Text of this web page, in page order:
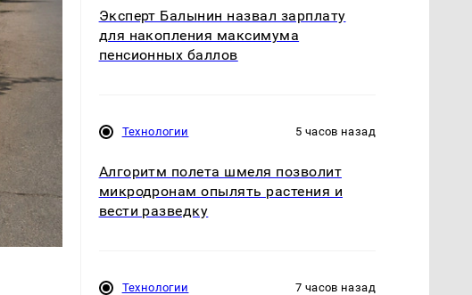
Эксперт Балынин назвал зарплату
для накопления максимума
пенсионных баллов
Технологии 5 часов назад
Алгоритм полета шмеля позволит
микродронам опылять растения и
вести разведку
Технологии 7 часов назад